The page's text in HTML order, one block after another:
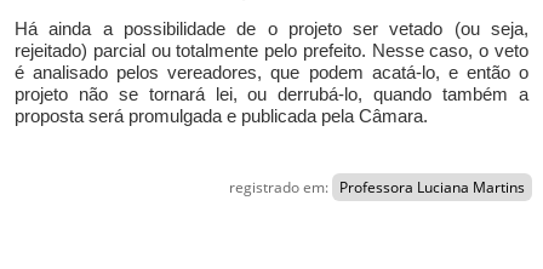
Há ainda a possibilidade de o projeto ser vetado (ou seja,
rejeitado) parcial ou totalmente pelo prefeito. Nesse caso, o veto
é analisado pelos vereadores, que podem acatá-lo, e então o
projeto não se tornará lei, ou derrubá-lo, quando também a
proposta será promulgada e publicada pela Câmara.
registrado em: Professora Luciana Martins